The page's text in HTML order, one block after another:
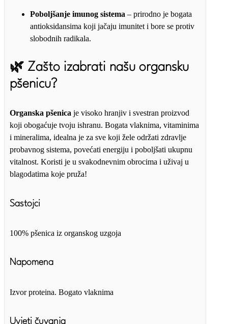
Poboljšanje imunog sistema – prirodno je bogata
antioksidansima koji jačaju imunitet i bore se protiv
slobodnih radikala.
🌿 Zašto izabrati našu organsku
pšenicu?
Organska pšenica je visoko hranjiv i svestran proizvod
koji obogaćuje tvoju ishranu. Bogata vlaknima, vitaminima
i mineralima, idealna je za sve koji žele održati zdravlje
probavnog sistema, povećati energiju i poboljšati ukupnu
vitalnost. Koristi je u svakodnevnim obrocima i uživaj u
blagodatima koje pruža!
Sastojci
100% pšenica iz organskog uzgoja
Napomena
Izvor proteina. Bogato vlaknima
Uvjeti čuvanja